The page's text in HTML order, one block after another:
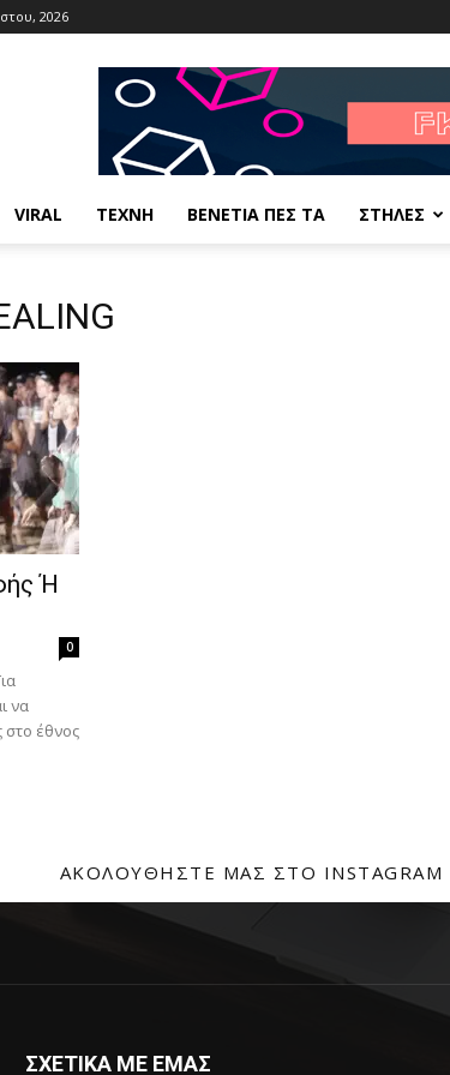
2026
VIRAL ΤΕΧΝΗ ΒΕΝΕΤΙΑ ΠΕΣ ΤΑ ΣΤΗΛΕΣ
Ή
0
να
στο έθνος
ΑΚΟΛΟΥΘΉΣΤΕ ΜΑΣ ΣΤΟ INSTAGRAM
ΣΧΕΤΙΚΑ ΜΕ ΕΜΑΣ